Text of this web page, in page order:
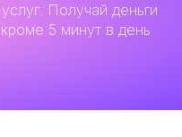
Получай деньги
5 минут в день